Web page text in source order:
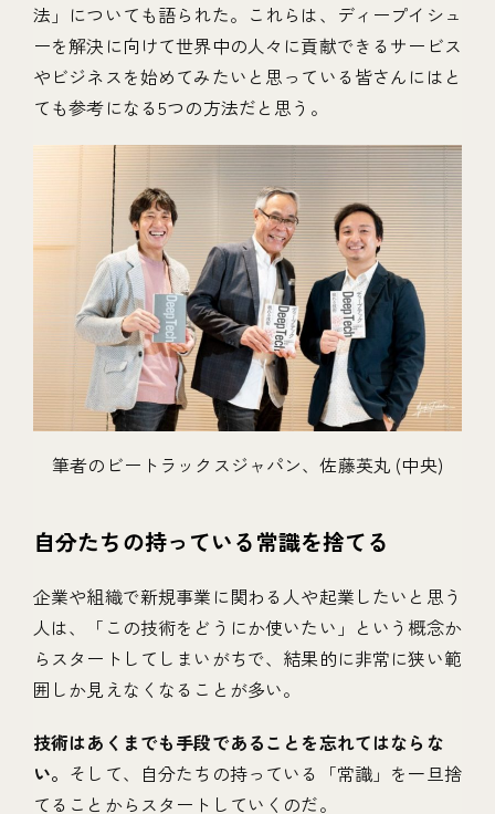
法」についても語られた。これらは、ディープイシュ
ーを解決に向けて世界中の人々に貢献できるサービス
やビジネスを始めてみたいと思っている皆さんにはと
ても参考になる5つの方法だと思う。
筆者のビートラックスジャパン、佐藤英丸 (中央)
自分たちの持っている常識を捨てる
企業や組織で新規事業に関わる人や起業したいと思う
人は、「この技術をどうにか使いたい」という概念か
らスタートしてしまいがちで、結果的に非常に狭い範
囲しか見えなくなることが多い。
技術はあくまでも手段であることを忘れてはならな
い。 そして、自分たちの持っている「常識」を一旦捨
てることからスタートしていくのだ。